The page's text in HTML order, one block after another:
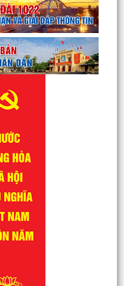
bố danh mục thủ tục
đổi, bổ sung lĩnh vực
bố danh mục thủ tục
đổi, bổ sung lĩnh vực
bố danh mục thủ tục
bổ sung, bị bãi bỏ lĩnh